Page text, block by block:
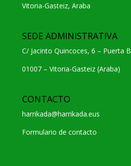
Vitoria-Gasteiz, Araba
SEDE ADMINISTRATIVA
C/ Jacinto Quincoces, 6 – Puerta B
01007 – Vitoria-Gasteiz (Araba)
CONTACTO
harrikada@harrikada.eus
Formulario de contacto